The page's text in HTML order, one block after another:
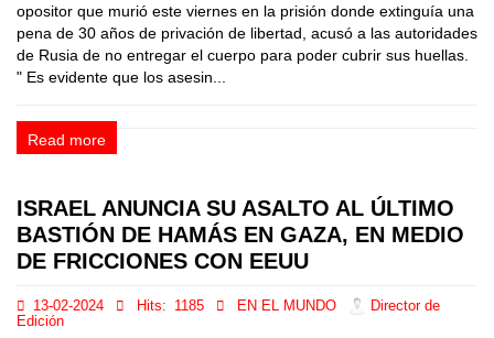
opositor que murió este viernes en la prisión donde extinguía una
pena de 30 años de privación de libertad, acusó a las autoridades
de Rusia de no entregar el cuerpo para poder cubrir sus huellas.
" Es evidente que los asesin...
Read more
ISRAEL ANUNCIA SU ASALTO AL ÚLTIMO
BASTIÓN DE HAMÁS EN GAZA, EN MEDIO
DE FRICCIONES CON EEUU
13-02-2024 Hits: 1185 EN EL MUNDO
Director de
Edición